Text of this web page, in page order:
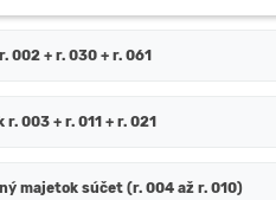
002 + r. 030 + r. 061
003 + r. 011 + r. 021
majetok súčet (r. 004 až r. 010)